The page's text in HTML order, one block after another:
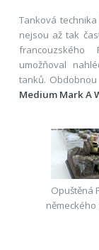
Tanková
nejsou až tak
francouzského
umožňoval
tanků.
Medium Mark A
Opuštěná